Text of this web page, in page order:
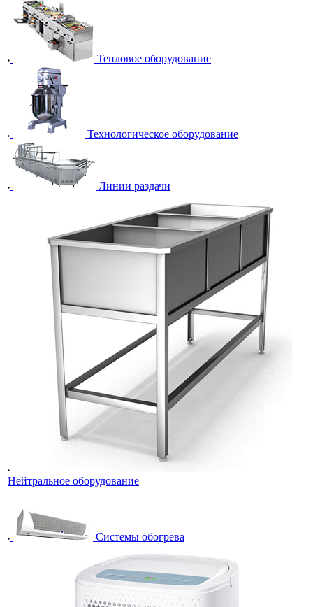
Тепловое оборудование
Технологическое оборудование
Линии раздачи
Нейтральное оборудование
Системы обогрева